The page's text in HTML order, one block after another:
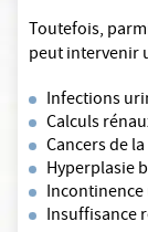
Toutefois,
peut intervenir
Infections
Calculs
Cancers de
Hyperplasie
Insuffisance